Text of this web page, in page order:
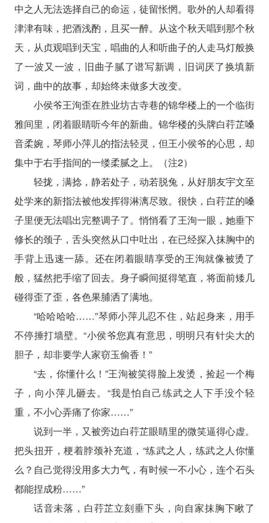
中之人无法选择自己的命运，徒留怅惘。歌外的人却看得
津津有味，把酒浅酌，且买一醉。从这个秋天唱到那个秋
天，从贞观唱到天宝，唱曲的人和听曲子的人走马灯般换
了一波又一波，旧曲子腻了谱写新调，旧词厌了换填新
词，曲中的故事，却始终未做多大改变。
小侯爷王洵歪在胜业坊古寺巷的锦华楼上的一个临街
雅间里，闭着眼睛听今年的新曲。锦华楼的头牌白荇芷嗓
音柔婉，琴师小萍儿的指法轻灵，但王小侯爷的心思，却
集中于右手指间的一缕柔腻之上。（注2）
轻拢，满捻，静若处子，动若脱兔，从好朋友宇文至
处学来的新指法被他发挥得淋漓尽致。很快，白荇芷的嗓
子里便无法唱出完整调子了。悄悄看了王洵一眼，她垂下
修长的颈子，舌头突然从口中吐出，在已经探入抹胸中的
手背上迅速一舔。还在闭着眼睛享受的王洵就像被烫了
般，猛然把手缩了回去。身子瞬间挺得笔直，将面前矮几
碰得歪了歪，各色果脯洒了满地。
“哈哈哈哈……”琴师小萍儿忍不住，站起身来，用手
不停捶打墙壁。“小侯爷您真有意思，明明只有针尖大的
胆子，却非要学人家窃玉偷香！”
“去，你懂什么！”王洵被笑得脸上发烫，捡起一个梅
子，向小萍儿砸去。“我是怕自己练武之人下手没个轻
重，不小心弄痛了你家……”
说到一半，又被旁边白荇芷眼睛里的微笑逼得心虚。
把头扭开，梗着脖颈补充道，“练武之人，练武之人你懂
么？自己觉得没用多大力气，有时候一不小心，连个石头
都能捏成粉……”
话音未落，白荇芷立刻垂下头，向自家抹胸下瞅了